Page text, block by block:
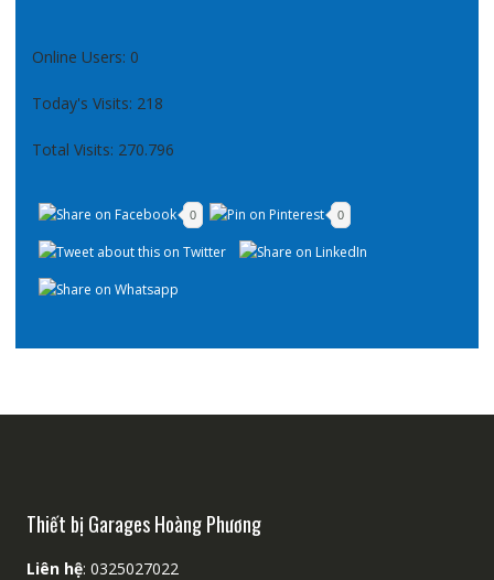
Online Users: 0
Today's Visits: 218
Total Visits: 270.796
0 0
Thiết bị Garages Hoàng Phương
Liên hệ: 0325027022